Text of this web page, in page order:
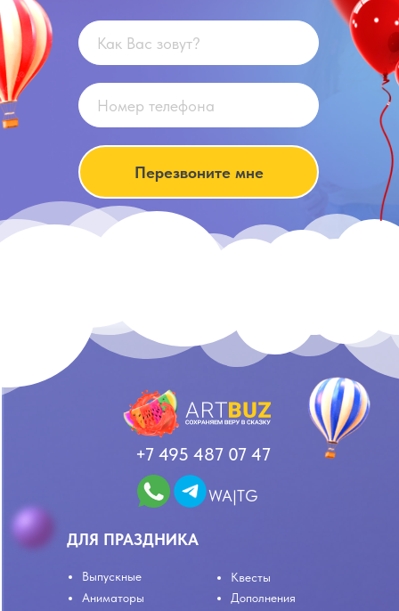
Перезвоните мне
+7 495 487 07 47
ДЛЯ ПРАЗДНИКА
Аниматоры
Квесты
Дополнения
WA|TG
Выпускные